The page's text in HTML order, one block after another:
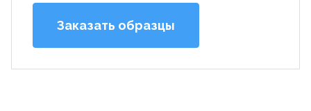
Заказать образцы